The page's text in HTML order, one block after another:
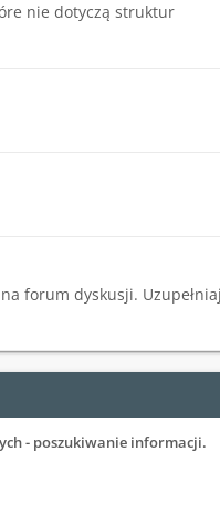
nie dotyczą struktur
forum dyskusji.
- poszukiwanie informacji.